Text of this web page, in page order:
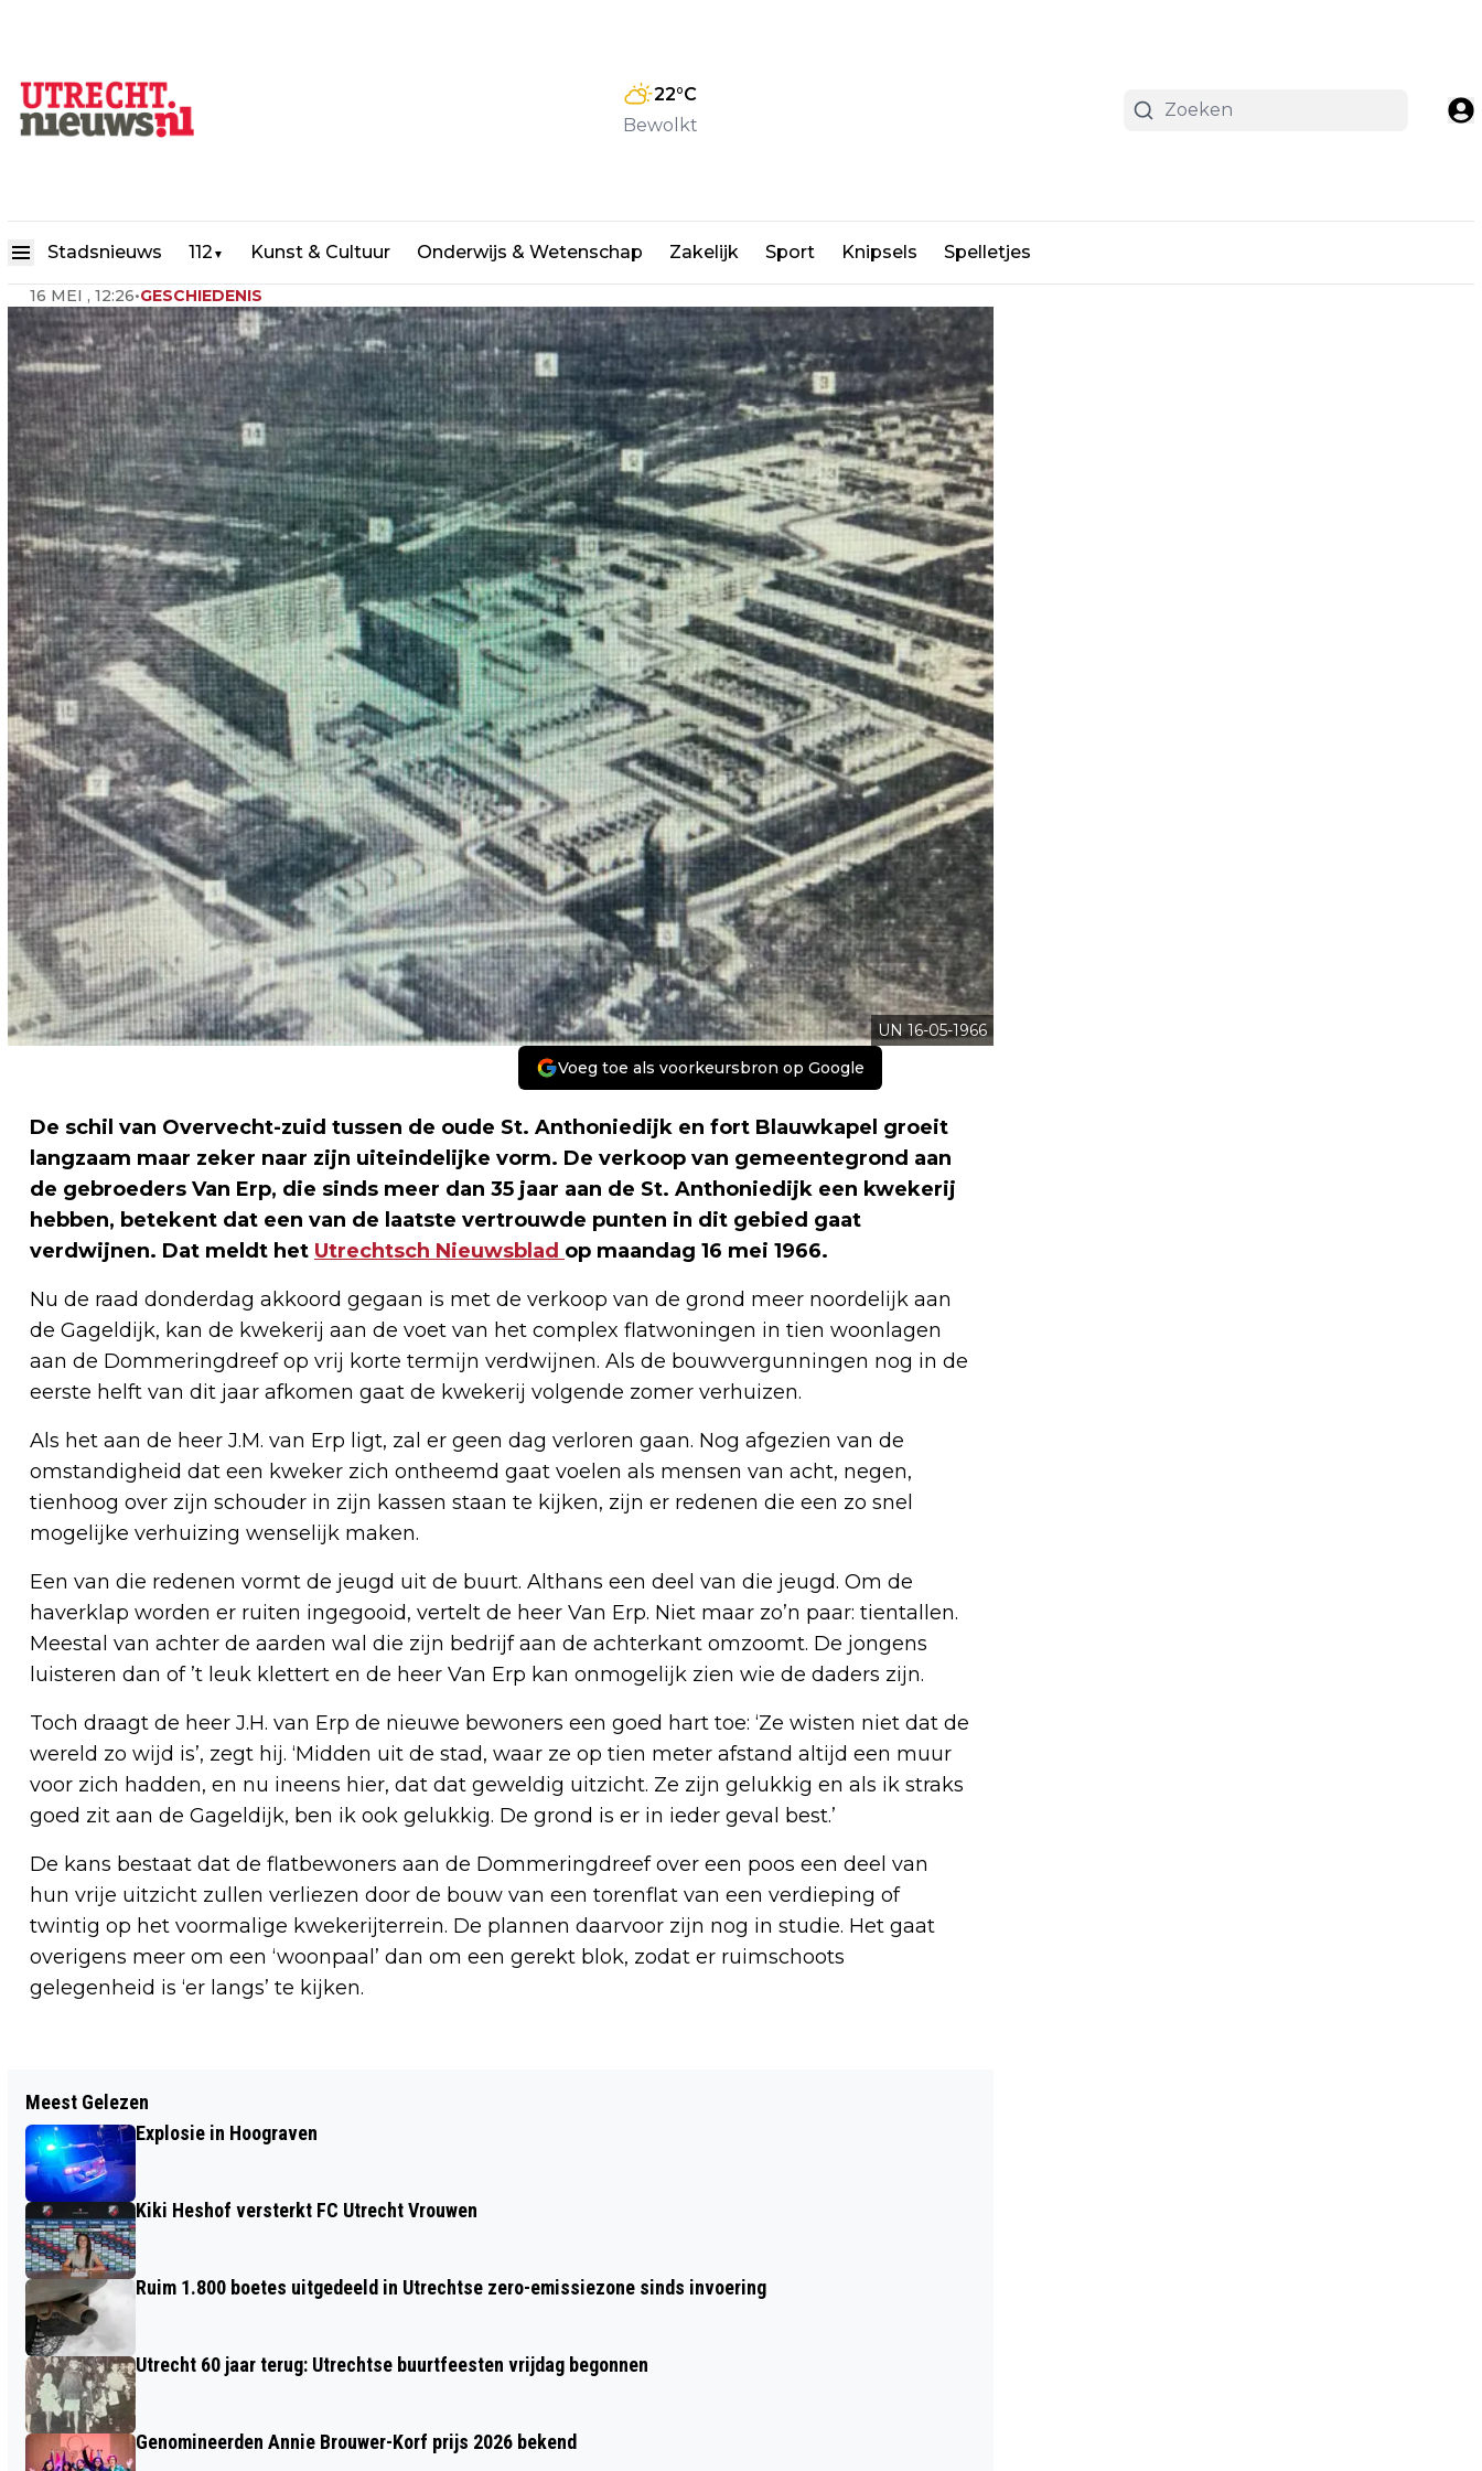
22°C
Bewolkt
Stadsnieuws 112 ▼ Kunst & Cultuur Onderwijs & Wetenschap Zakelijk Sport Knipsels Spelletjes
Utrecht 60 jaar terug: Overvechtse schil nadert voltooiing
16 MEI , 12:26•GESCHIEDENIS
UN 16-05-1966
Voeg toe als voorkeursbron op Google
De schil van Overvecht-zuid tussen de oude St. Anthoniedijk en fort Blauwkapel groeit
langzaam maar zeker naar zijn uiteindelijke vorm. De verkoop van gemeentegrond aan
de gebroeders Van Erp, die sinds meer dan 35 jaar aan de St. Anthoniedijk een kwekerij
hebben, betekent dat een van de laatste vertrouwde punten in dit gebied gaat
verdwijnen. Dat meldt het Utrechtsch Nieuwsblad op maandag 16 mei 1966.
Nu de raad donderdag akkoord gegaan is met de verkoop van de grond meer noordelijk aan
de Gageldijk, kan de kwekerij aan de voet van het complex flatwoningen in tien woonlagen
aan de Dommeringdreef op vrij korte termijn verdwijnen. Als de bouwvergunningen nog in de
eerste helft van dit jaar afkomen gaat de kwekerij volgende zomer verhuizen.
Als het aan de heer J.M. van Erp ligt, zal er geen dag verloren gaan. Nog afgezien van de
omstandigheid dat een kweker zich ontheemd gaat voelen als mensen van acht, negen,
tienhoog over zijn schouder in zijn kassen staan te kijken, zijn er redenen die een zo snel
mogelijke verhuizing wenselijk maken.
Een van die redenen vormt de jeugd uit de buurt. Althans een deel van die jeugd. Om de
haverklap worden er ruiten ingegooid, vertelt de heer Van Erp. Niet maar zo’n paar: tientallen.
Meestal van achter de aarden wal die zijn bedrijf aan de achterkant omzoomt. De jongens
luisteren dan of ’t leuk klettert en de heer Van Erp kan onmogelijk zien wie de daders zijn.
Toch draagt de heer J.H. van Erp de nieuwe bewoners een goed hart toe: ‘Ze wisten niet dat de
wereld zo wijd is’, zegt hij. ‘Midden uit de stad, waar ze op tien meter afstand altijd een muur
voor zich hadden, en nu ineens hier, dat dat geweldig uitzicht. Ze zijn gelukkig en als ik straks
goed zit aan de Gageldijk, ben ik ook gelukkig. De grond is er in ieder geval best.’
De kans bestaat dat de flatbewoners aan de Dommeringdreef over een poos een deel van
hun vrije uitzicht zullen verliezen door de bouw van een torenflat van een verdieping of
twintig op het voormalige kwekerijterrein. De plannen daarvoor zijn nog in studie. Het gaat
overigens meer om een ‘woonpaal’ dan om een gerekt blok, zodat er ruimschoots
gelegenheid is ‘er langs’ te kijken.
UTRECHTSE BASISSCHOOLKINDEREN
GAAN DE STRIJD AAN MET DE
INVASIEVE JAPANSE DUIZENDKNOOP
TIJDENS DE WEEK VAN DE SCHOOLTUIN
Meest Gelezen
Explosie in Hoograven
Kiki Heshof versterkt FC Utrecht Vrouwen
Ruim 1.800 boetes uitgedeeld in Utrechtse zero-emissiezone sinds invoering
Utrecht 60 jaar terug: Utrechtse buurtfeesten vrijdag begonnen
Genomineerden Annie Brouwer-Korf prijs 2026 bekend